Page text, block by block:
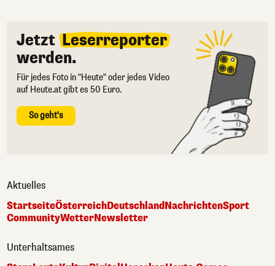
Jetzt Leserreporter
werden.
Für jedes Foto in "Heute" oder jedes Video
auf Heute.at gibt es 50 Euro.
So geht's
Aktuelles
StartseiteÖsterreichDeutschlandNachrichtenSport
CommunityWetterNewsletter
Unterhaltsames